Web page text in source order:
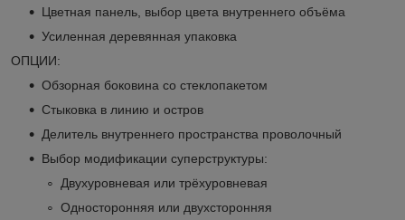
Цветная панель, выбор цвета внутреннего объёма
Усиленная деревянная упаковка
ОПЦИИ:
Обзорная боковина со стеклопакетом
Стыковка в линию и остров
Делитель внутреннего пространства проволочный
Выбор модификации суперструктуры:
Двухуровневая или трёхуровневая
Односторонняя или двухсторонняя